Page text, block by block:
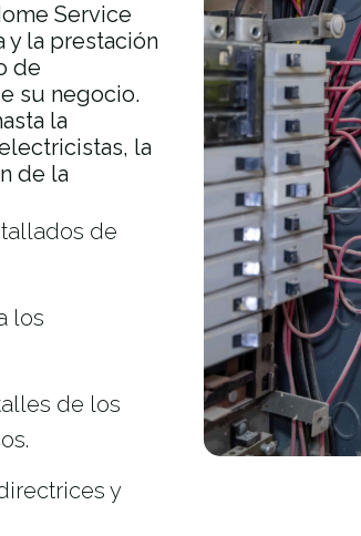
Service
y la prestación
de
su negocio.
la
la
de la
de
los
de los
y